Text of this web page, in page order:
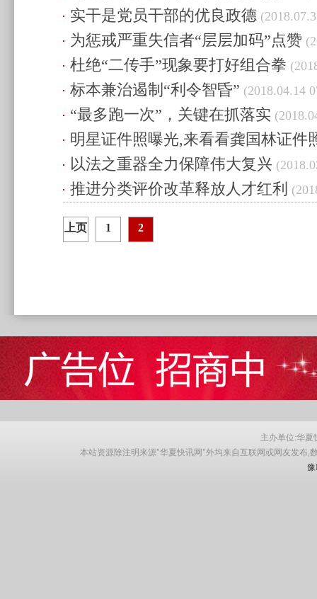
实干是党员干部的优良政德
为惩戒严重失信者“层层加码”点赞
杜绝“二传手”现象要打好组合拳
标本兼治遏制“利令智昏” (2018.04.14
“最多跑一次”，关键在抓落实
明星证件照曝光,来看看龚国林证件
(2018.03.11 21:14)
以法之重器全力保障伟大复兴
推进分类评价改革释放人才红利
上页 1 2
主办单位:华夏
本站资源除注明来源"华夏快讯网"外均来自互联网或网友发布,
豫